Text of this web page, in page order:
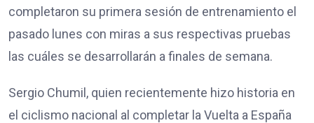
completaron su primera sesión de entrenamiento el
pasado lunes con miras a sus respectivas pruebas
las cuáles se desarrollarán a finales de semana.
Sergio Chumil, quien recientemente hizo historia en
el ciclismo nacional al completar la Vuelta a España